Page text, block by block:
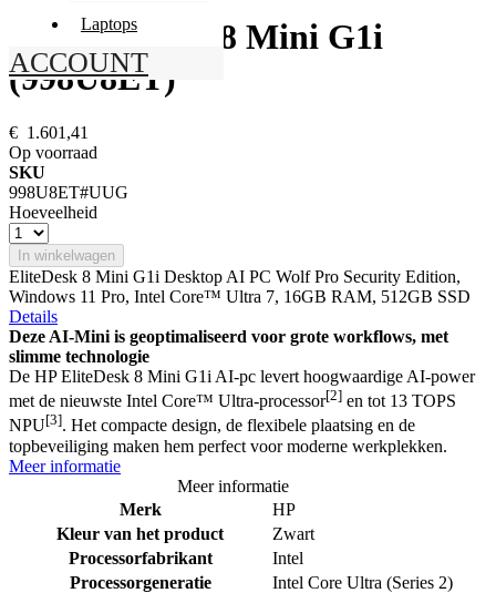
Laptops
ACCOUNT
HP EliteDesk 8 Mini G1i
(998U8ET)
€ 1.601,41
Op voorraad
SKU
998U8ET#UUG
Hoeveelheid
In winkelwagen
EliteDesk 8 Mini G1i Desktop AI PC Wolf Pro Security Edition,
Windows 11 Pro, Intel Core™ Ultra 7, 16GB RAM, 512GB SSD
Details
Deze AI-Mini is geoptimaliseerd voor grote workflows, met
slimme technologie
De HP EliteDesk 8 Mini G1i AI-pc levert hoogwaardige AI-power
met de nieuwste Intel Core™ Ultra-processor[2] en tot 13 TOPS
NPU[3]. Het compacte design, de flexibele plaatsing en de
topbeveiliging maken hem perfect voor moderne werkplekken.
Meer informatie
Meer informatie
Merk
HP
Kleur van het product
Zwart
Processorfabrikant
Intel
Processorgeneratie
Intel Core Ultra (Series 2)